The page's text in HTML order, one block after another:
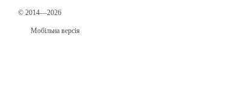
© 2014—2026
Мобільна версія